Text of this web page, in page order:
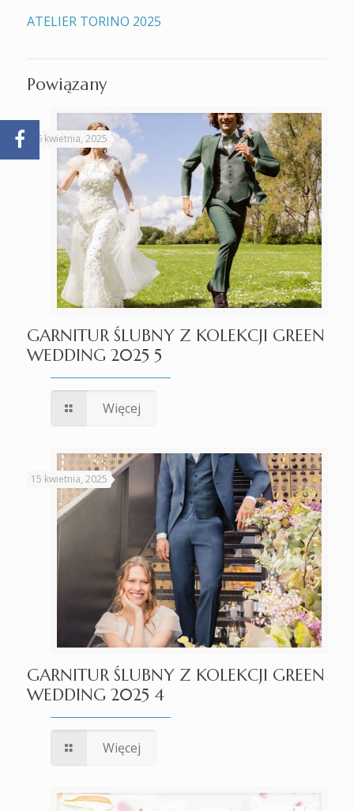
ATELIER TORINO 2025
Powiązany
16 kwietnia, 2025
GARNITUR ŚLUBNY Z KOLEKCJI GREEN
WEDDING 2025 5
Więcej
15 kwietnia, 2025
GARNITUR ŚLUBNY Z KOLEKCJI GREEN
WEDDING 2025 4
Więcej